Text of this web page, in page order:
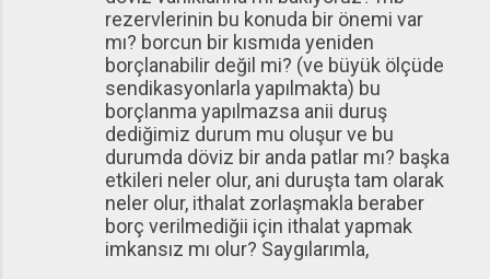
rezervlerinin bu konuda bir önemi var
mı? borcun bir kısmıda yeniden
borçlanabilir değil mi? (ve büyük ölçüde
sendikasyonlarla yapılmakta) bu
borçlanma yapılmazsa anii duruş
dediğimiz durum mu oluşur ve bu
durumda döviz bir anda patlar mı? başka
etkileri neler olur, ani duruşta tam olarak
neler olur, ithalat zorlaşmakla beraber
borç verilmediğii için ithalat yapmak
imkansız mı olur? Saygılarımla,